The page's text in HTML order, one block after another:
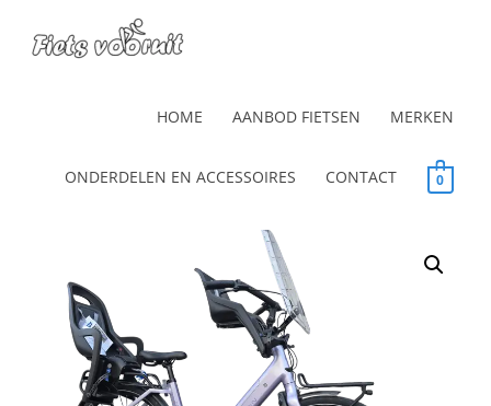
HOME AANBOD FIETSEN MERKEN
ONDERDELEN EN ACCESSOIRES CONTACT 0